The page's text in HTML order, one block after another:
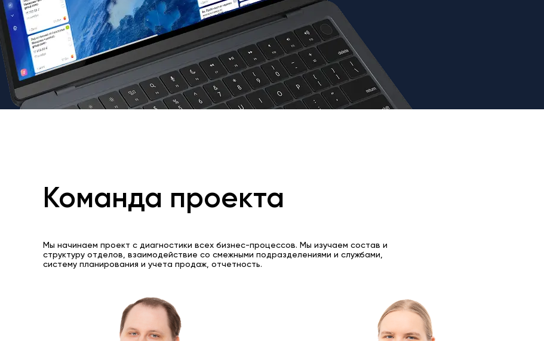
Команда проекта
Мы начинаем проект с диагностики всех бизнес-процессов. Мы изучаем состав и
структуру отделов, взаимодействие со смежными подразделениями и службами,
систему планирования и учета продаж, отчетность.